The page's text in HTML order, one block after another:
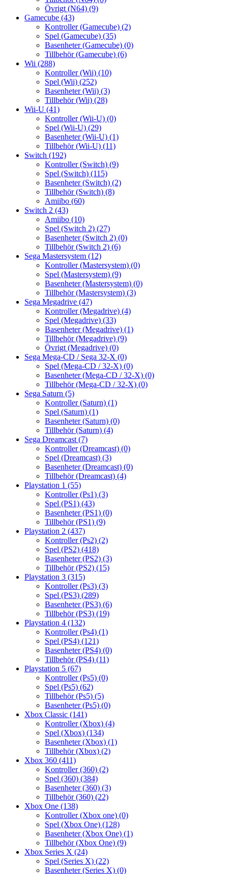
Övrigt (N64) (9)
Gamecube (43)
Kontroller (Gamecube) (2)
Spel (Gamecube) (35)
Basenheter (Gamecube) (0)
Tillbehör (Gamecube) (6)
Wii (288)
Kontroller (Wii) (10)
Spel (Wii) (252)
Basenheter (Wii) (3)
Tillbehör (Wii) (28)
Wii-U (41)
Kontroller (Wii-U) (0)
Spel (Wii-U) (29)
Basenheter (Wii-U) (1)
Tillbehör (Wii-U) (11)
Switch (192)
Kontroller (Switch) (9)
Spel (Switch) (115)
Basenheter (Switch) (2)
Tillbehör (Switch) (8)
Amiibo (60)
Switch 2 (43)
Amiibo (10)
Spel (Switch 2) (27)
Basenheter (Switch 2) (0)
Tillbehör (Switch 2) (6)
Sega Mastersystem (12)
Kontroller (Mastersystem) (0)
Spel (Mastersystem) (9)
Basenheter (Mastersystem) (0)
Tillbehör (Mastersystem) (3)
Sega Megadrive (47)
Kontroller (Megadrive) (4)
Spel (Megadrive) (33)
Basenheter (Megadrive) (1)
Tillbehör (Megadrive) (9)
Övrigt (Megadrive) (0)
Sega Mega-CD / Sega 32-X (0)
Spel (Mega-CD / 32-X) (0)
Basenheter (Mega-CD / 32-X) (0)
Tillbehör (Mega-CD / 32-X) (0)
Sega Saturn (5)
Kontroller (Saturn) (1)
Spel (Saturn) (1)
Basenheter (Saturn) (0)
Tillbehör (Saturn) (4)
Sega Dreamcast (7)
Kontroller (Dreamcast) (0)
Spel (Dreamcast) (3)
Basenheter (Dreamcast) (0)
Tillbehör (Dreamcast) (4)
Playstation 1 (55)
Kontroller (Ps1) (3)
Spel (PS1) (43)
Basenheter (PS1) (0)
Tillbehör (PS1) (9)
Playstation 2 (437)
Kontroller (Ps2) (2)
Spel (PS2) (418)
Basenheter (PS2) (3)
Tillbehör (PS2) (15)
Playstation 3 (315)
Kontroller (Ps3) (3)
Spel (PS3) (289)
Basenheter (PS3) (6)
Tillbehör (PS3) (19)
Playstation 4 (132)
Kontroller (Ps4) (1)
Spel (PS4) (121)
Basenheter (PS4) (0)
Tillbehör (PS4) (11)
Playstation 5 (67)
Kontroller (Ps5) (0)
Spel (Ps5) (62)
Tillbehör (Ps5) (5)
Basenheter (Ps5) (0)
Xbox Classic (141)
Kontroller (Xbox) (4)
Spel (Xbox) (134)
Basenheter (Xbox) (1)
Tillbehör (Xbox) (2)
Xbox 360 (411)
Kontroller (360) (2)
Spel (360) (384)
Basenheter (360) (3)
Tillbehör (360) (22)
Xbox One (138)
Kontroller (Xbox one) (0)
Spel (Xbox One) (128)
Basenheter (Xbox One) (1)
Tillbehör (Xbox One) (9)
Xbox Series X (24)
Spel (Series X) (22)
Basenheter (Series X) (0)